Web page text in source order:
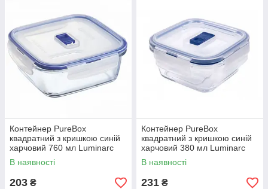
Контейнер PureBox
квадратний з кришкою синій
харчовий 760 мл Luminarc
P3551
В наявності
203 ₴
Контейнер PureBox
квадратний з кришкою синій
харчовий 380 мл Luminarc
P3550
В наявності
231 ₴